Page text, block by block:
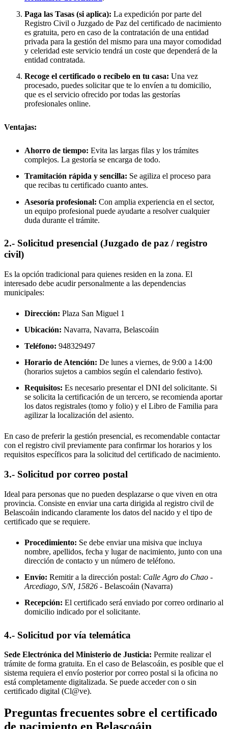
Paga las Tasas (si aplica): La expedición por parte del
Registro Civil o Juzgado de Paz del certificado de nacimiento
es gratuita, pero en caso de la contratación de una entidad
privada para la gestión del mismo para una mayor comodidad
y celeridad este servicio tendrá un coste que dependerá de la
entidad contratada.
Recoge el certificado o recíbelo en tu casa: Una vez
procesado, puedes solicitar que te lo envíen a tu domicilio,
que es el servicio ofrecido por todas las gestorías
profesionales online.
Ventajas:
Ahorro de tiempo: Evita las largas filas y los trámites
complejos. La gestoría se encarga de todo.
Tramitación rápida y sencilla: Se agiliza el proceso para
que recibas tu certificado cuanto antes.
Asesoría profesional: Con amplia experiencia en el sector,
un equipo profesional puede ayudarte a resolver cualquier
duda durante el trámite.
2.- Solicitud presencial (Juzgado de paz / registro
civil)
Es la opción tradicional para quienes residen en la zona. El
interesado debe acudir personalmente a las dependencias
municipales:
Dirección: Plaza San Miguel 1
Ubicación: Navarra, Navarra, Belascoáin
Teléfono: 948329497
Horario de Atención: De lunes a viernes, de 9:00 a 14:00
(horarios sujetos a cambios según el calendario festivo).
Requisitos: Es necesario presentar el DNI del solicitante. Si
se solicita la certificación de un tercero, se recomienda aportar
los datos registrales (tomo y folio) y el Libro de Familia para
agilizar la localización del asiento.
En caso de preferir la gestión presencial, es recomendable contactar
con el registro civil previamente para confirmar los horarios y los
requisitos específicos para la solicitud del certificado de nacimiento.
3.- Solicitud por correo postal
Ideal para personas que no pueden desplazarse o que viven en otra
provincia. Consiste en enviar una carta dirigida al registro civil de
Belascoáin indicando claramente los datos del nacido y el tipo de
certificado que se requiere.
Procedimiento: Se debe enviar una misiva que incluya
nombre, apellidos, fecha y lugar de nacimiento, junto con una
dirección de contacto y un número de teléfono.
Envío: Remitir a la dirección postal: Calle Agro do Chao -
Arcediago, S/N, 15826 - Belascoáin (Navarra)
Recepción: El certificado será enviado por correo ordinario al
domicilio indicado por el solicitante.
4.- Solicitud por vía telemática
Sede Electrónica del Ministerio de Justicia: Permite realizar el
trámite de forma gratuita. En el caso de Belascoáin, es posible que el
sistema requiera el envío posterior por correo postal si la oficina no
está completamente digitalizada. Se puede acceder con o sin
certificado digital (Cl@ve).
Preguntas frecuentes sobre el certificado